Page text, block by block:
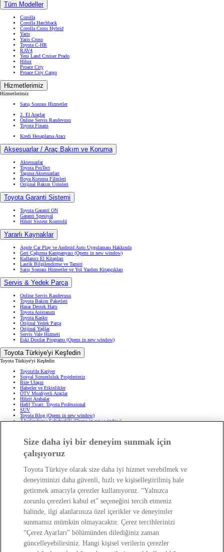
Tüm Modeller
Corolla
Corolla Hatchback
Corolla Cross Hybrid
Yaris
Yaris Cross
Toyota C-HR
RAV4
Yeni Land Cruiser Prado
Hilux
Proace City
Proace City Cargo
Hizmetlerimiz
Hizmetlerimiz
Satış Sonrası Hizmetler
2. El Araçlar
Online Servis Randevusu
Toyota Finans
Kredi Hesaplama Aracı
Aksesuarlar / Araç Bakım ve Koruma
Aksesuarlar
Toyota ProTect
Taşıma Aksesuarları
Boya Koruma Filmleri
Orijinal Bakım Ürünleri
Toyota Garanti Sistemi
Toyota Garanti ON
Garanti Spesiyal
Hibrit Sistem Kontrolü
Yararlı Kaynaklar
Apple Car Play ve Android Auto Uygulaması Hakkında
Geri Çağırma Kampanyası (Opens in new window)
Kullanıcı El Kitapları
Lastik Bilgilendirme ve Tamiri
Satış Sonrası Hizmetler ve Yol Yardım Kitapçıkları
Servis & Yedek Parça
Online Servis Randevusu
Toyota Bakım Paketleri
Hasar Destek Hattı
Toyota Asistanım
Toyota Kasko
Orijinal Yedek Parça
Orijinal Yağlar
Servis Vale Hizmeti
Eski Dostlar Programı (Opens in new window)
Toyota Türkiye'yi Keşfedin
Toyota Türkiye'yi Keşfedin
Toyota'da Kariyer
Sosyal Sorumluluk Projelerimiz
Bize Ulaşın
Haberler ve Etkinlikler
ÖTV Muafiyetli Araçlar
Hibrit Arabalar
Hafif Ticari: Toyota Professional
SUV
Toyota Blog (Opens in new window)
Ağaçlandırma Seferberliği(Opens in new window)
Yasal Bilgilendirme
Yasal Uyarı ve Bilgilendirme
Çerez Politikası
Kişisel Veri Paylaşımı ve İletişim İzni
Bilgi Toplumu Hizmetleri
(Opens in new window)
TAKATA Hava Yastığı Geri Çağırma
Kalite Standartları
Web Erişilebilirlik Beyanı
Size daha iyi bir deneyim sunmak için
çalışıyoruz
Toyota Türkiye olarak size daha iyi hizmet verebilmek ve
deneyiminizi daha güvenli, hızlı ve kişiselleştirilmiş hale
getirmek amacıyla çerezler kullanıyoruz. “Yalnızca
zorunlu çerezleri kabul et” seçeneğini tercih etmeniz
halinde, ilgi alanlarınıza özel içerikler ve deneyimler
sunmamız mümkün olmayacaktır. Çerez tercihlerinizi
“Çerez Ayarları” bölümünden dilediğiniz zaman
güncelleyebilirsiniz. Hangi kişisel verilerin çerezler